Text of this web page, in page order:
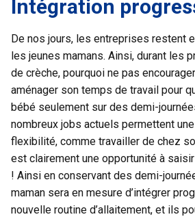
Intégration
De nos jours, les entreprises restent
les jeunes mamans. Ainsi, durant les
de crèche, pourquoi ne pas
aménager son temps de travail pour
bébé seulement sur des demi-
nombreux jobs actuels permettent
flexibilité, comme travailler de chez
est clairement une opportunité à
! Ainsi en conservant des demi-
maman sera en mesure d’intégrer
nouvelle routine d’allaitement, et ils